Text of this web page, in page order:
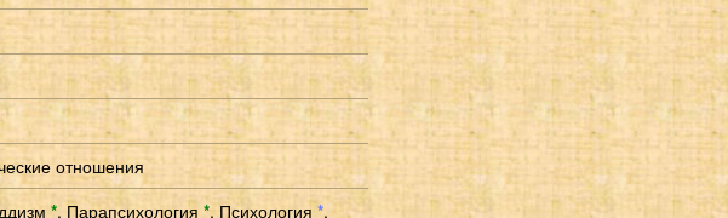
отношения
*, Парапсихология *, Психология*,